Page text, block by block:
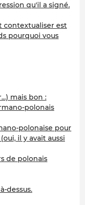
qu'il a signé.
contextualiser est
pourquoi vous
mais bon :
polonais
polonaise pour
il y avait aussi
de polonais
dessus.